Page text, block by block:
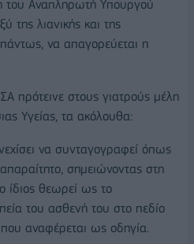
Αναπληρωτή Υπουργού
της λιανικής και της
πάντως, να απαγορεύεται η
πρότεινε στους γιατρούς μέλη
Υγείας, τα ακόλουθα:
να συνταγογραφεί όπως
σημειώνοντας στη
ίδιος θεωρεί ως το
του ασθενή του στο πεδίο
αναφέρεται ως οδηγία.